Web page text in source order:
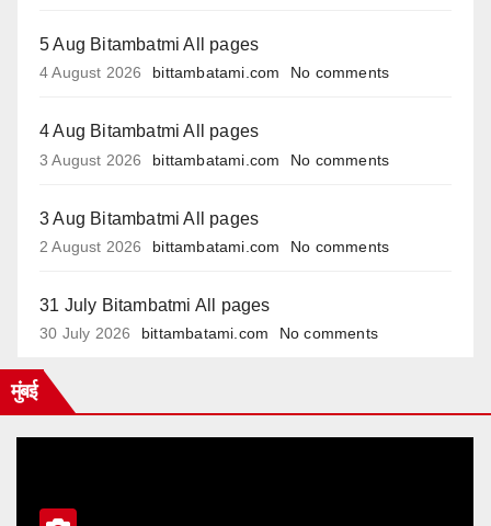
5 Aug Bitambatmi All pages
4 August 2026 bittambatami.com No comments
4 Aug Bitambatmi All pages
3 August 2026 bittambatami.com No comments
3 Aug Bitambatmi All pages
2 August 2026 bittambatami.com No comments
31 July Bitambatmi All pages
30 July 2026 bittambatami.com No comments
मुंबई